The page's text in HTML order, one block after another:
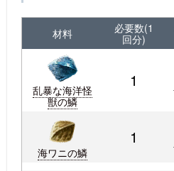
材料
必要数(1
回分)
乱暴な海洋怪
獣の鱗
1
海ワニの鱗
1